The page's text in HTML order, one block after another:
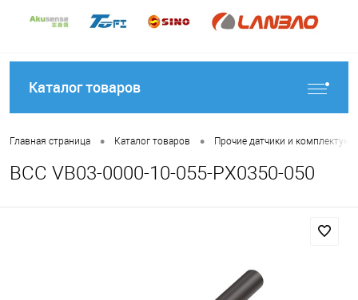
Каталог товаров
Главная страница • Каталог товаров • Прочие датчики и
BCC VB03-0000-10-055-PX0350-050